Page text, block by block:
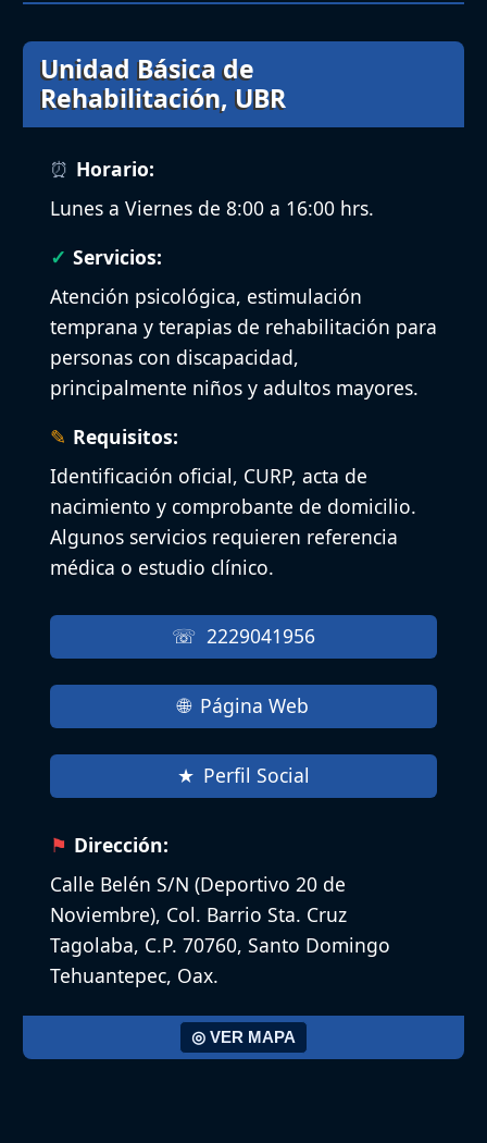
Unidad Básica de
Rehabilitación, UBR
Horario:
Lunes a Viernes de 8:00 a 16:00 hrs.
Servicios:
Atención psicológica, estimulación
temprana y terapias de rehabilitación para
personas con discapacidad,
principalmente niños y adultos mayores.
Requisitos:
Identificación oficial, CURP, acta de
nacimiento y comprobante de domicilio.
Algunos servicios requieren referencia
médica o estudio clínico.
2229041956
Página Web
Perfil Social
Dirección:
Calle Belén S/N (Deportivo 20 de
Noviembre), Col. Barrio Sta. Cruz
Tagolaba, C.P. 70760, Santo Domingo
Tehuantepec, Oax.
◎ VER MAPA